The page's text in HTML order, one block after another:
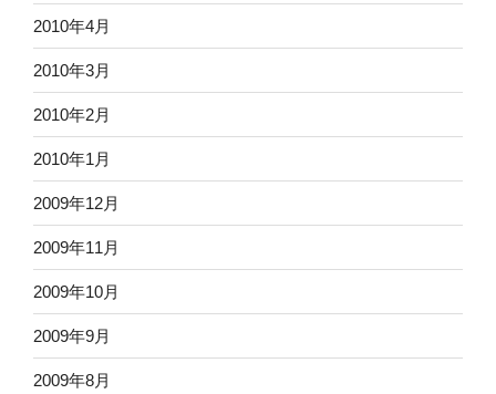
2010年4月
2010年3月
2010年2月
2010年1月
2009年12月
2009年11月
2009年10月
2009年9月
2009年8月